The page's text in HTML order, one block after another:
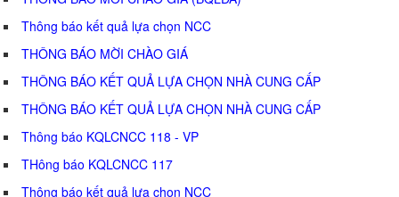
Thông báo kết quả lựa chọn NCC
THÔNG BÁO MỜI CHÀO GIÁ
THÔNG BÁO KẾT QUẢ LỰA CHỌN NHÀ CUNG CẤP
THÔNG BÁO KẾT QUẢ LỰA CHỌN NHÀ CUNG CẤP
Thông báo KQLCNCC 118 - VP
THông báo KQLCNCC 117
Thông báo kết quả lựa chọn NCC